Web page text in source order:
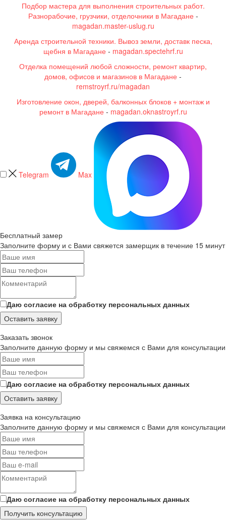
Подбор мастера для выполнения строительных работ.
Разнорабочие, грузчики, отделочники в Магадане -
magadan.master-uslug.ru
Аренда строительной техники. Вывоз земли, доставк песка,
щебня в Магадане - magadan.spectehrf.ru
Отделка помещений любой сложности, ремонт квартир,
домов, офисов и магазинов в Магадане -
remstroyrf.ru/magadan
Изготовление окон, дверей, балконных блоков + монтаж и
ремонт в Магадане - magadan.oknastroyrf.ru
Telegram Max
Бесплатный замер
Заполните форму и с Вами свяжется замерщик в течение 15 минут
Даю согласие на обработку персональных данных
Оставить заявку
Заказать звонок
Заполните данную форму и мы свяжемся с Вами для консультации
Даю согласие на обработку персональных данных
Оставить заявку
Заявка на консультацию
Заполните данную форму и мы свяжемся с Вами для консультации
Даю согласие на обработку персональных данных
Получить консультацию